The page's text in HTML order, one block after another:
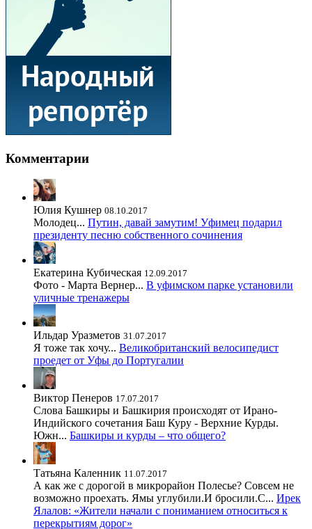
Комментарии
Юлия Кушнер 08.10.2017
Молодец... Путин, давай замутим! Уфимец подарил
президенту песню собственного сочинения
Екатерина Кубическая 12.09.2017
Фото - Марта Вернер... В уфимском парке установили
уличные тренажеры
Ильдар Уразметов 31.07.2017
Я тоже так хочу... Великобританский велосипедист
проедет от Уфы до Португалии
Виктор Пенеров 17.07.2017
Слова Башкиры и Башкирия происходят от Ирано-
Индийского сочетания Баш Куру - Верхние Курды.
Южн... Башкиры и курды – что общего?
Татьяна Каленник 11.07.2017
А как же с дорогой в микрорайон Полесье? Совсем не
возможно проехать. Ямы углубили.И бросили.С... Ирек
Ялалов: «Жители начали с пониманием относиться к
перекрытиям дорог»